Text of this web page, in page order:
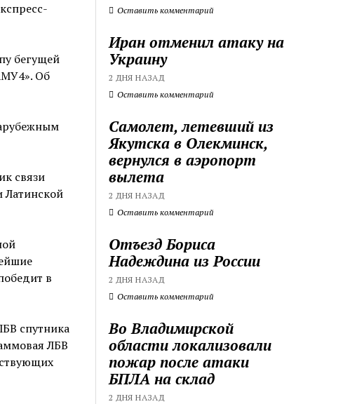
бегущей
Об
связи
Латинской
в
спутника
ЛБВ
Оставить комментарий
Иран отменил атаку на
Украину
2 ДНЯ НАЗАД
Оставить комментарий
Самолет, летевший из
Якутска в Олекминск,
вернулся в аэропорт
вылета
2 ДНЯ НАЗАД
Оставить комментарий
Отъезд Бориса
Надеждина из России
2 ДНЯ НАЗАД
Оставить комментарий
Во Владимирской
области локализовали
пожар после атаки
БПЛА на склад
2 ДНЯ НАЗАД